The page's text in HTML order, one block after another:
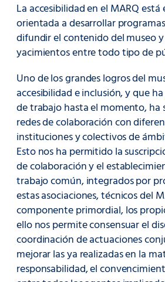
La accesibilidad en el MARQ
orientada a desarrollar
difundir el contenido del museo y
yacimientos entre todo tipo de
Uno de los grandes logros del
accesibilidad e inclusión, y que
de trabajo hasta el momento, ha
redes de colaboración con
instituciones y colectivos de
Esto nos ha permitido la
de colaboración y el
trabajo común, integrados por
estas asociaciones, técnicos del
componente primordial, los
ello nos permite consensuar el
coordinación de actuaciones
mejorar las ya realizadas en la
responsabilidad, el